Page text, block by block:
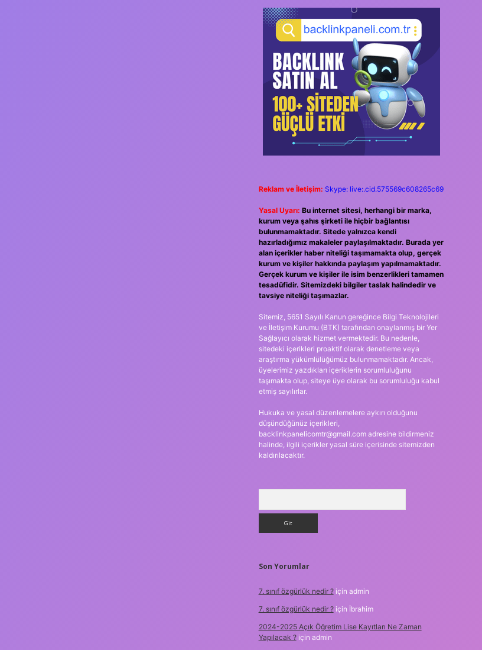
Reklam ve İletişim: Skype: live:.cid.575569c608265c69
Yasal Uyarı: Bu internet sitesi, herhangi bir marka,
kurum veya şahıs şirketi ile hiçbir bağlantısı
bulunmamaktadır. Sitede yalnızca kendi
hazırladığımız makaleler paylaşılmaktadır. Burada yer
alan içerikler haber niteliği taşımamakta olup, gerçek
kurum ve kişiler hakkında paylaşım yapılmamaktadır.
Gerçek kurum ve kişiler ile isim benzerlikleri tamamen
tesadüfidir. Sitemizdeki bilgiler taslak halindedir ve
tavsiye niteliği taşımazlar.
Sitemiz, 5651 Sayılı Kanun gereğince Bilgi Teknolojileri
ve İletişim Kurumu (BTK) tarafından onaylanmış bir Yer
Sağlayıcı olarak hizmet vermektedir. Bu nedenle,
sitedeki içerikleri proaktif olarak denetleme veya
araştırma yükümlülüğümüz bulunmamaktadır. Ancak,
üyelerimiz yazdıkları içeriklerin sorumluluğunu
taşımakta olup, siteye üye olarak bu sorumluluğu kabul
etmiş sayılırlar.
Hukuka ve yasal düzenlemelere aykırı olduğunu
düşündüğünüz içerikleri,
backlinkpanelicomtr@gmail.comadresine bildirmeniz
halinde, ilgili içerikler yasal süre içerisinde sitemizden
kaldırılacaktır.
Son Yorumlar
7. sınıf özgürlük nedir ?için admin
7. sınıf özgürlük nedir ?için İbrahim
2024-2025 Açık Öğretim Lise Kayıtları Ne Zaman
Yapılacak ?için admin